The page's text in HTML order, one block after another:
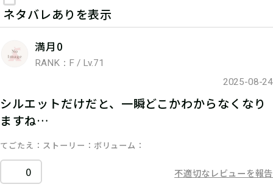
ネタバレありを表示
満月0
RANK：F / Lv.71
2025-08-24
シルエットだけだと、一瞬どこかわからなくなり
ますね…
てごたえ ストーリー ボリューム
0 不適切なレビューを報告